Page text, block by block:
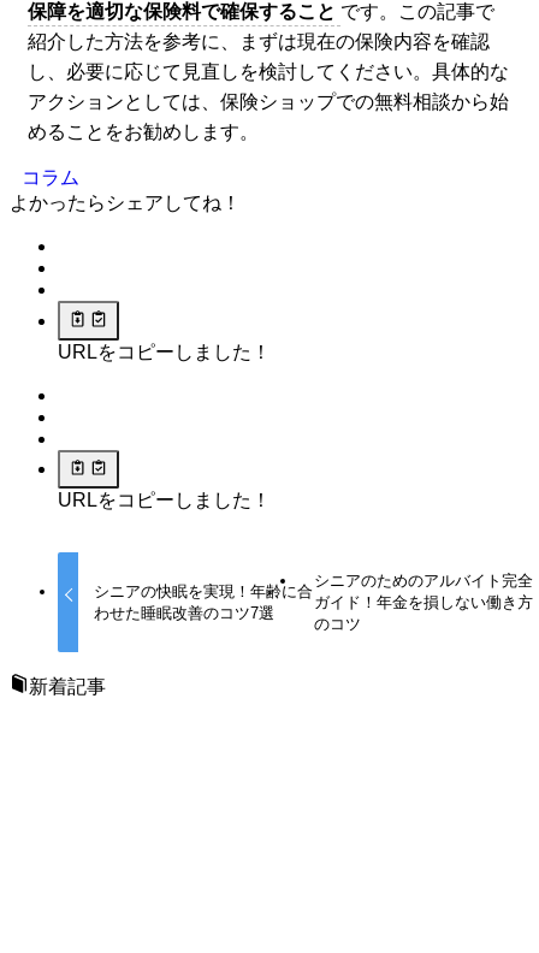
保障を適切な保険料で確保すること です。この記事で
紹介した方法を参考に、まずは現在の保険内容を確認
し、必要に応じて見直しを検討してください。具体的な
アクションとしては、保険ショップでの無料相談から始
めることをお勧めします。
コラム
よかったらシェアしてね！
URLをコピーしました！
URLをコピーしました！
シニアの快眠を実現！年齢に合
わせた睡眠改善のコツ7選
シニアのためのアルバイト完全
ガイド！年金を損しない働き方
のコツ
新着記事